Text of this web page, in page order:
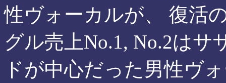
性ヴォーカルが、 復活
グル売上No.1, No.2は
ドが中心だった男性ヴ